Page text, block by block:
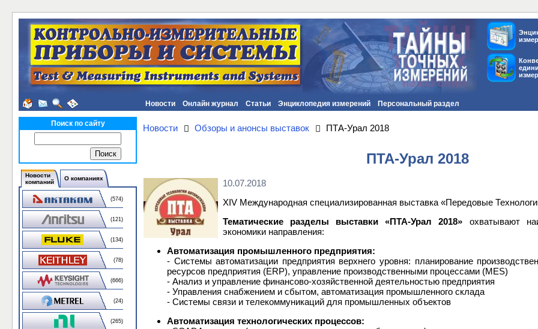
Новости Онлайн журнал Статьи Энциклопедия измерений Персональный раздел
Поиск по сайту
Новости
компаний
О компаниях
(574)
(121)
(134)
(78)
(666)
(24)
(265)
Новости Обзоры и анонсы выставок ПТА-Урал 2018
ПТА-Урал 2018
10.07.2018
XIV Международная специализированная выставка «Передовые
Тематические разделы выставки «ПТА-Урал 2018» охватывают
экономики направления:
Автоматизация промышленного предприятия:
- Системы автоматизации предприятия верхнего уровня: планирование
ресурсов предприятия (ERP), управление производственными процессами (MES)
- Анализ и управление финансово-хозяйственной деятельностью предприятия
- Управления снабжением и сбытом, автоматизация промышленного склада
- Системы связи и телекоммуникаций для промышленных объектов
Автоматизация технологических процессов: